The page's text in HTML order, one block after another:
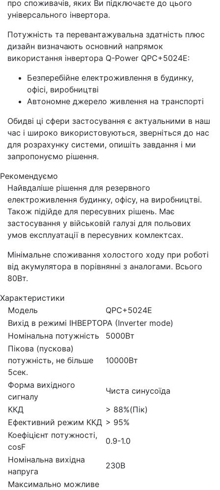
про споживачів, яких Ви підключаєте до цього
універсального інвертора.
Потужність та перевантажувальна здатність плюс
дизайн визначають основний напрямок
використання інвертора Q-Power QPC+5024E:
Безперебійне електроживлення в будинку,
офісі, виробництві
Автономне джерело живлення на транспорті
Обидві ці сфери застосування є актуальними в наш
час і широко використовуються, зверніться до нас
для розрахунку системи, опишіть завдання і ми
запропонуємо рішення.
Рекомендуємо
Найвдаліше рішення для резервного
електроживлення будинку, офісу, на виробництві.
Також підійде для пересувних рішень. Має
застосування у військовій галузі для польових
умов експлуатації в пересувних комлектсах.
Мінімальне споживання холостого ходу при роботі
від акумулятора в порівнянні з аналогами. Всього
80Вт.
Характеристики
Модель
QPC+5024E
Вихід в режимі ІНВЕРТОРА (Inverter mode)
Номінальна потужність
5000Вт
Пікова (пускова)
потужність, не більше
5сек.
10000Вт
Форма вихідного
сигналу
Чиста синусоїда
ККД
> 88%(Пік)
Ефективний режим ККД > 95%
Коефіцієнт потужності,
cosF
0.9-1.0
Номінальна вихідна
напруга
230В
Максимально можливе